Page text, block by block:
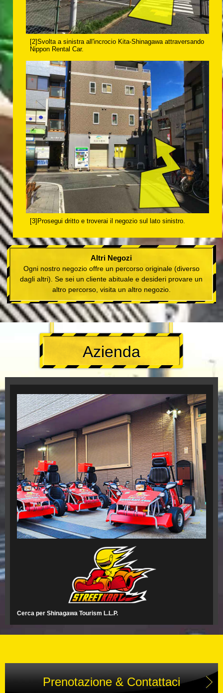
[2]Svolta a sinistra all'incrocio Kita-Shinagawa attraversando
Nippon Rental Car.
[3]Prosegui dritto e troverai il negozio sul lato sinistro.
Altri Negozi
Ogni nostro negozio offre un percorso originale (diverso
dagli altri). Se sei un cliente abituale e desideri provare un
altro percorso, visita un altro negozio.
Azienda
Cerca per Shinagawa Tourism L.L.P.
Prenotazione & Contattaci